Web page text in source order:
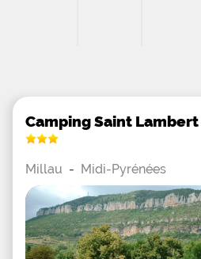
Camping Saint Lambert
Millau - Midi-Pyrénées